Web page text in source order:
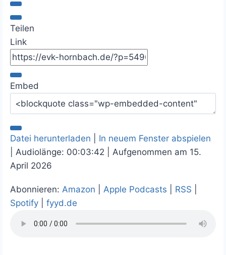
Teilen
Link
Embed
Datei herunterladen
In neuem Fenster abspielen
Audiolänge: 00:03:42
Aufgenommen am 15.
April 2026
Abonnieren: Amazon Apple Podcasts RSS
Spotify
fyyd.de